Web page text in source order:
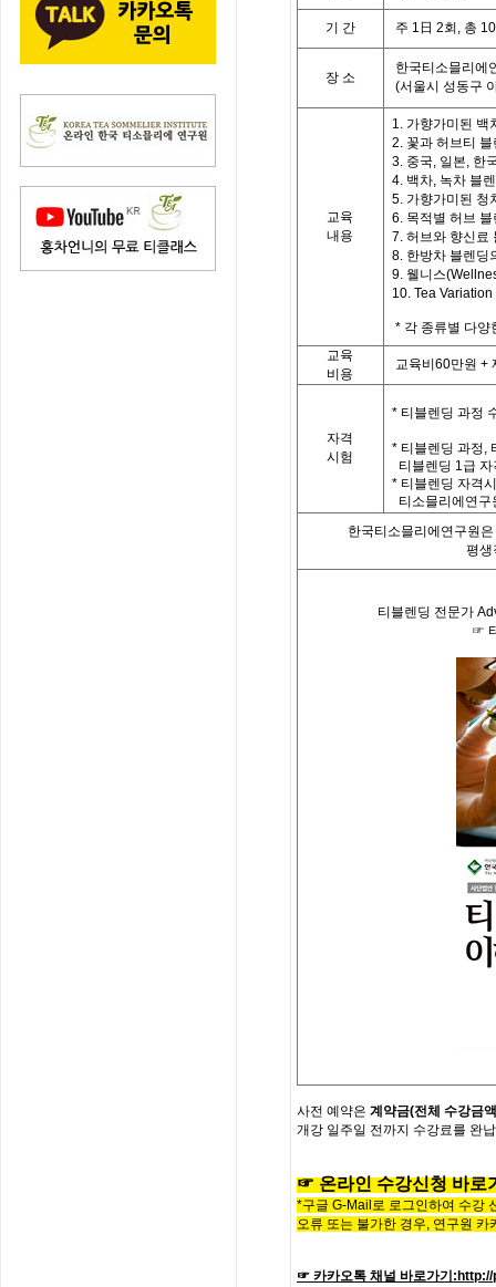
기 간 주 1 日 2회 , 총 10
장 소
한국티소믈리에
(서울시 성동구
교육
내용
1. 가향가미된 백
2. 꽃과 허브티
3. 중국, 일본, 한
4. 백차, 녹차 블
5. 가향가미된 청
6. 목적별 허브
7. 허브와 향신료
8. 한방차 블렌딩
9. 웰니스
10. Tea
* 각 종류별 다양
교육
비용
교육비 60만원 +
자격
시험
* 티블렌딩 과정
* 티블렌딩 과정,
티블렌딩 1급
* 티블렌딩 자격
티소믈리에연
한국티소믈리에연구원
평생
티블렌딩 전문가
☞
사전 예약은 계약금(전체 수강금
개강 일주일 전까지 수강료를 완
☞온라인수강신청 바로
*구글 G-Mail로 로그인하여 수강
오류 또는 불가한 경우, 연구원 카
☞ 카카오톡 채널 바로가기 :